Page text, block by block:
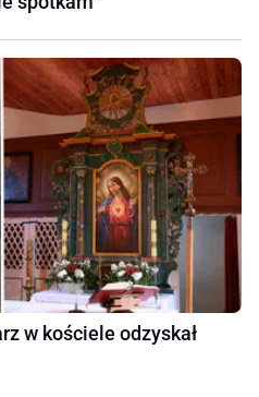
w kościele odzyskał